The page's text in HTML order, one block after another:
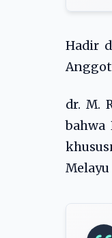
Hadir
dr. M.
bahwa